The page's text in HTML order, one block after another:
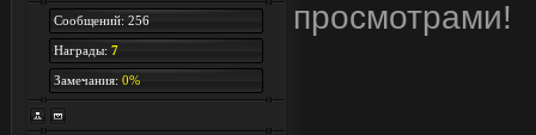
Сообщений: 256
Награды: 7
Замечания: 0%
просмотрами!